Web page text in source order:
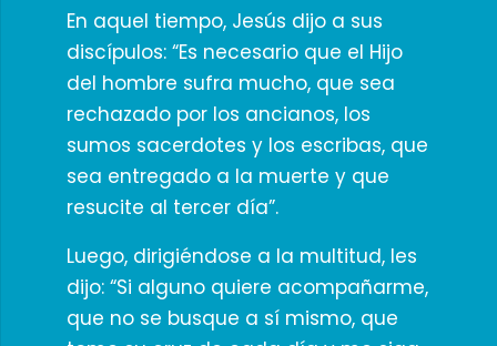
En aquel tiempo, Jesús dijo a sus
discípulos: “Es necesario que el Hijo
del hombre sufra mucho, que sea
rechazado por los ancianos, los
sumos sacerdotes y los escribas, que
sea entregado a la muerte y que
resucite al tercer día”.
Luego, dirigiéndose a la multitud, les
dijo: “Si alguno quiere acompañarme,
que no se busque a sí mismo, que